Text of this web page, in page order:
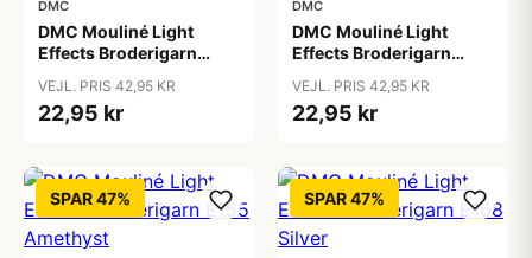
DMC
DMC Mouliné Light
Effects Broderigarn
VEJL. PRIS 42,95 KR
22,95 kr
DMC
DMC Mouliné Light
Effects Broderigarn
VEJL. PRIS 42,95 KR
22,95 kr
SPAR 47% SPAR 47%